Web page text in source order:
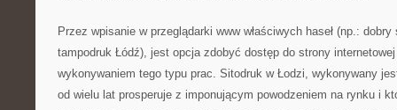
Przez wpisanie w przeglądarki www właściwych haseł (np.:
tampodruk Łódź), jest opcja zdobyć dostęp do strony
wykonywaniem tego typu prac. Sitodruk w Łodzi, wykonywany
od wielu lat prosperuje z imponującym powodzeniem na rynku i